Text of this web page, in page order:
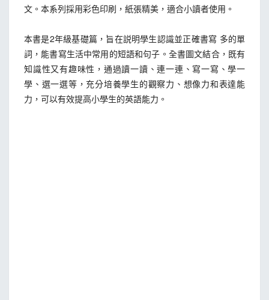
文。本系列採用彩色印刷，紙張精美，適合小讀者使用。
本書是2年級基礎篇，旨在説明學生認識並正確書寫 多的單
詞，能書寫生活中常用的短語和句子。全書圖文結合，既有
知識性又有趣味性，通過讀一讀、連一連、寫一寫、學一
學、選一選等，充分培養學生的觀察力、想像力和表達能
力，可以有效提高小學生的英語能力。